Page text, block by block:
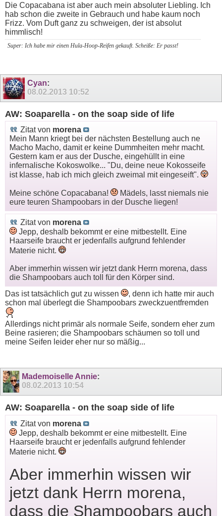
Die Copacabana ist aber auch mein absoluter Liebling. Ich
hab schon die zweite in Gebrauch und habe kaum noch
Frizz. Vom Duft ganz zu schweigen, der ist absolut
himmlisch!
Super: Ich habe mir einen Hula-Hoop-Reifen gekauft. Scheiße: Er passt!
Cyan:
08.02.2013 10:52
AW: Soaparella - on the soap side of life
Zitat von morena
Mein Mann kriegt bei der nächsten Bestellung auch ne
Macho Macho, damit er keine Dummheiten mehr macht.
Gestern kam er aus der Dusche, eingehüllt in eine
infernalische Kokoswolke... "Du, deine neue Kokosseife
ist klasse, hab ich mich gleich zweimal mit eingeseift".
Meine schöne Copacabana!
Mädels, lasst niemals nie
eure teuren Shampoobars in der Dusche liegen!
Zitat von morena
Jepp, deshalb bekommt er eine mitbestellt. Eine
Haarseife braucht er jedenfalls aufgrund fehlender
Materie nicht.
Aber immerhin wissen wir jetzt dank Herrn morena, dass
die Shampoobars auch toll für den Körper sind.
Das ist tatsächlich gut zu wissen
, denn ich hatte mir auch
schon mal überlegt die Shampoobars zweckzuentfremden
Allerdings nicht primär als normale Seife, sondern eher zum
Beine rasieren; die Shampoobars schäumen so toll und
meine Seifen leider eher nur so mäßig...
Mademoiselle Annie:
08.02.2013 10:54
AW: Soaparella - on the soap side of life
Zitat von morena
Jepp, deshalb bekommt er eine mitbestellt. Eine
Haarseife braucht er jedenfalls aufgrund fehlender
Materie nicht.
Aber immerhin wissen wir
jetzt dank Herrn morena,
dass die Shampoobars auch